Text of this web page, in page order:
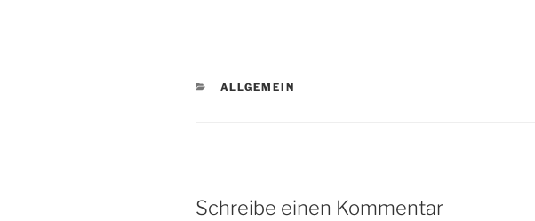
KATEGORIEN
ALLGEMEIN
Schreibe einen Kommentar